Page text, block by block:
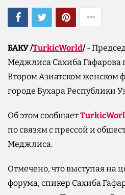
БАКУ /TurkicWorld/-
Меджлиса Сахиба Гафарова
Втором Азиатском женском
городе Бухара Республики
Об этом сообщает
по связям с прессой и
Меджлиса.
Отмечено, что выступая на
форума, спикер Сахиба